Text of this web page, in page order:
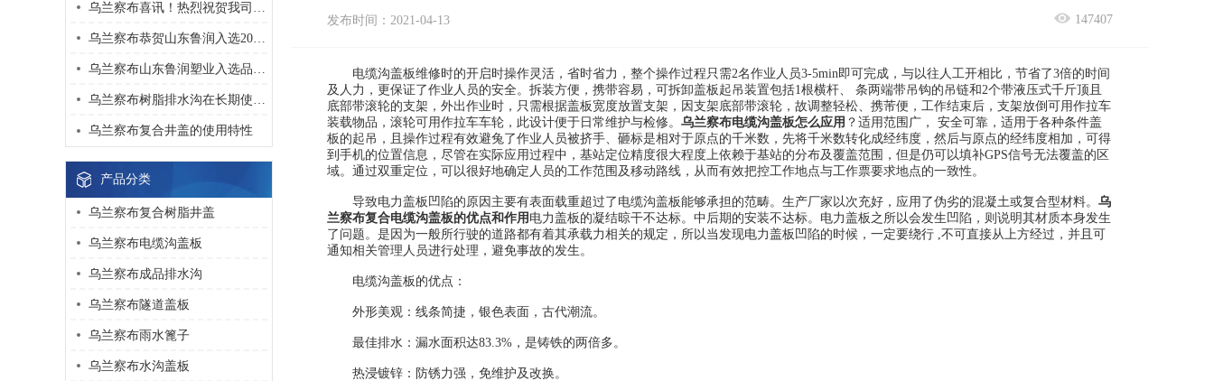
乌兰察布喜讯！热烈祝贺我司获得 “高新技术企业” 荣誉
乌兰察布恭贺山东鲁润入选2022年度淄博市“专精特新”中小企业名单！
乌兰察布山东鲁润塑业入选品牌强国优选工程塑业行业优选成员单位
乌兰察布树脂排水沟在长期使用中该如何维护？
乌兰察布复合井盖的使用特性
产品分类
乌兰察布复合树脂井盖
乌兰察布电缆沟盖板
乌兰察布成品排水沟
乌兰察布隧道盖板
乌兰察布雨水篦子
乌兰察布水沟盖板
发布时间：2021-04-13 147407
电缆沟盖板维修时的开启时操作灵活，省时省力，整个操作过程只需2名作业人员3-5min即可完成，与以往人工开相比，节省了3倍的时间
及人力，更保证了作业人员的安全。拆装方便，携带容易，可拆卸盖板起吊装置包括1根横杆、 条两端带吊钩的吊链和2个带液压式千斤顶且
底部带滚轮的支架，外出作业时，只需根据盖板宽度放置支架，因支架底部带滚轮，故调整轻松、携芾便，工作结束后，支架放倒可用作拉车
装载物品，滚轮可用作拉车车轮，此设计便于日常维护与检修。 乌兰察布电缆沟盖板怎么应用 ？适用范围广， 安全可靠，适用于各种条件盖
板的起吊，且操作过程有效避兔了作业人员被挤手、砸标是相对于原点的千米数，先将千米数转化成经纬度，然后与原点的经纬度相加，可得
到手机的位置信息，尽管在实际应用过程中，基站定位精度很大程度上依赖于基站的分布及覆盖范围，但是仍可以填补GPS信号无法覆盖的区
域。通过双重定位，可以很好地确定人员的工作范围及移动路线，从而有效把控工作地点与工作票要求地点的一致性。
导致电力盖板凹陷的原因主要有表面载重超过了电缆沟盖板能够承担的范畴。生产厂家以次充好，应用了伪劣的混凝土或复合型材料。 乌
兰察布复合电缆沟盖板的优点和作用 电力盖板的凝结晾干不达标。中后期的安装不达标。电力盖板之所以会发生凹陷，则说明其材质本身发生
了问题。是因为一般所行驶的道路都有着其承载力相关的规定，所以当发现电力盖板凹陷的时候，一定要绕行 ,不可直接从上方经过，并且可
通知相关管理人员进行处理，避免事故的发生。
电缆沟盖板的优点：
外形美观：线条简捷，银色表面，古代潮流。
最佳排水：漏水面积达83.3%，是铸铁的两倍多。
热浸镀锌：防锈力强，免维护及改换。